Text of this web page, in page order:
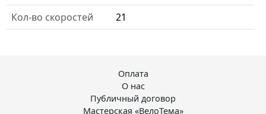
Кол-во скоростей
21
Оплата
О нас
Публичный договор
Мастерская «ВелоТема»